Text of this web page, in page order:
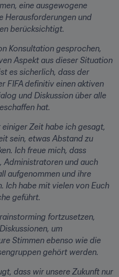
eine ausgewogene
Herausforderungen und
berücksichtigt.
Konsultation gesprochen,
Aspekt aus dieser Situation
es sicherlich, dass der
FIFA definitiv einen aktiven
und Diskussion über alle
hat.
Zeit habe ich gesagt,
sein, etwas Abstand zu
Ich freue mich, dass
Administratoren und auch
aufgenommen und ihre
Ich habe mit vielen von Euch
geführt.
fortzusetzen,
um
Stimmen ebenso wie die
gehört werden.
dass wir unsere Zukunft nur